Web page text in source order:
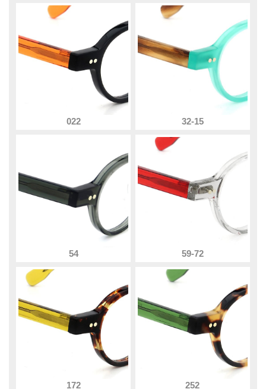
022 32-15
54 59-72
172 252